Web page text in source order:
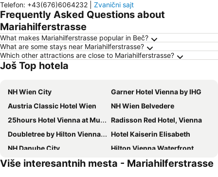
Telefon: +43(676)6064232 Zvanični sajt
Frequently Asked Questions about
Mariahilferstrasse
What makes Mariahilferstrasse popular in Beč?
What are some stays near Mariahilferstrasse?
Which other attractions are close to Mariahilferstrasse?
Još Top hotela
NH Wien City
Garner Hotel Vienna by IHG
Austria Classic Hotel Wien
NH Wien Belvedere
25hours Hotel Vienna at MuseumsQuartier
Radisson Red Hotel, Vienna
Doubletree by Hilton Vienna Schonbrunn
Hotel Kaiserin Elisabeth
NH Danube City
Hilton Vienna Waterfront
Bassena Wien Donaustadt
Hadrigan
Više interesantnih mesta - Mariahilferstrasse